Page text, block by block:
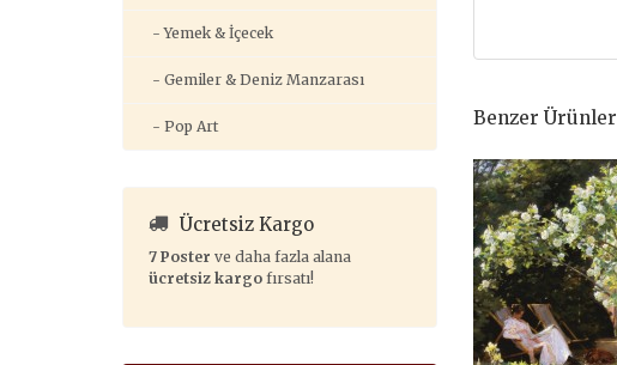
- Yemek & İçecek
- Gemiler & Deniz Manzarası
- Pop Art
Ücretsiz Kargo
7 Poster ve daha fazla alana
ücretsiz kargo fırsatı!
Benzer Ürünler